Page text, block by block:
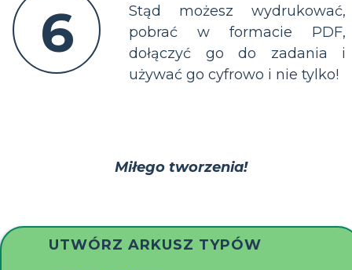
6
Stąd możesz wydrukować,
pobrać w formacie PDF,
dołączyć go do zadania i
używać go cyfrowo i nie tylko!
Miłego tworzenia!
UTWÓRZ ARKUSZ TYPÓW